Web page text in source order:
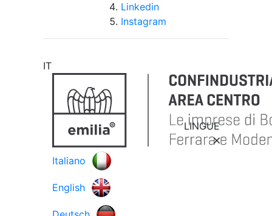
Linkedin
Instagram
IT
LINGUE
Italiano
English